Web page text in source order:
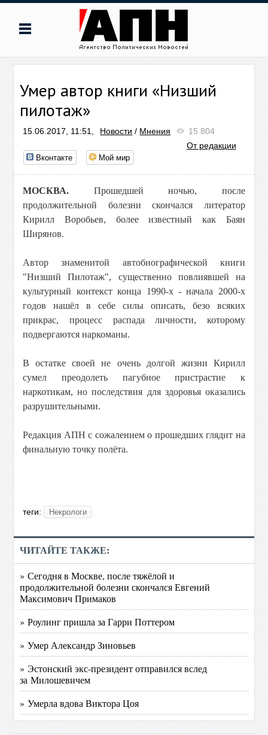
Умер автор книги «Низший
пилотаж»
15.06.2017, 11:51, Новости / Мнения
15 804
От редакции
Вконтакте Мой мир
МОСКВА. Прошедшей ночью, после
продолжительной болезни скончался литератор
Кирилл Воробьев, более известный как Баян
Ширянов.
Автор знаменитой автобиографической книги
"Низший Пилотаж", существенно повлиявшей на
культурный контекст конца 1990-х - начала 2000-х
годов нашёл в себе силы описать, безо всяких
прикрас, процесс распада личности, которому
подвергаются наркоманы.
В остатке своей не очень долгой жизни Кирилл
сумел преодолеть пагубное пристрастие к
наркотикам, но последствия для здоровья оказались
разрушительными.
Редакция АПН с сожалением о прошедших глядит на
финальную точку полёта.
теги: Некрологи
ЧИТАЙТЕ ТАКЖЕ:
» Сегодня в Москве, после тяжёлой и
продолжительной болезни скончался Евгений
Максимович Примаков
» Роулинг пришла за Гарри Поттером
» Умер Александр Зиновьев
» Эстонский экс-президент отправился вслед
за Милошевичем
» Умерла вдова Виктора Цоя